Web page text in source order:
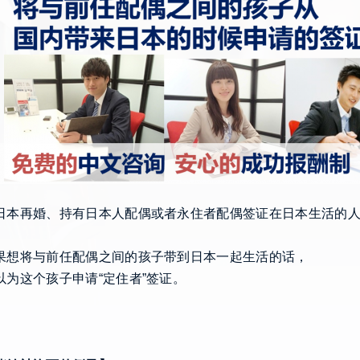
本再婚、持有日本人配偶或者永住者配偶签证在日本生活的
想将与前任配偶之间的孩子带到日本一起生活的话，
为这个孩子申请“定住者”签证。